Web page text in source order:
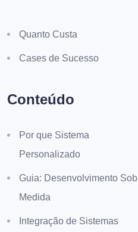
Quanto Custa
Cases de Sucesso
Conteúdo
Por que Sistema
Personalizado
Guia: Desenvolvimento Sob
Medida
Integração de Sistemas